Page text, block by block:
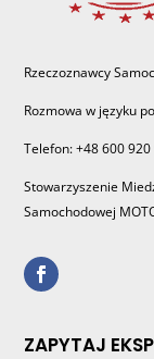
Rzeczoznawcy
Rozmowa w języku
Telefon: +48 600
Stowarzyszenie
Samochodowej
ZAPYTAJ